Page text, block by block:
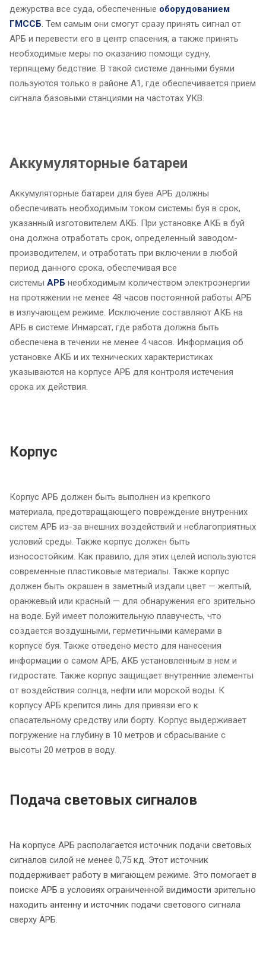
дежурства все суда, обеспеченные оборудованием
ГМССБ. Тем самым они смогут сразу принять сигнал от
АРБ и перевести его в центр спасения, а также принять
необходимые меры по оказанию помощи судну,
терпящему бедствие. В такой системе данными буями
пользуются только в районе А1, где обеспечивается прием
сигнала базовыми станциями на частотах УКВ.
Аккумуляторные батареи
Аккумуляторные батареи для буев АРБ должны
обеспечивать необходимым током системы буя в срок,
указанный изготовителем АКБ. При установке АКБ в буй
она должна отработать срок, определенный заводом-
производителем, и отработать при включении в любой
период данного срока, обеспечивая все
системы АРБ необходимым количеством электроэнергии
на протяжении не менее 48 часов постоянной работы АРБ
в излучающем режиме. Исключение составляют АКБ на
АРБ в системе Инмарсат, где работа должна быть
обеспечена в течении не менее 4 часов. Информация об
установке АКБ и их технических характеристиках
указываются на корпусе АРБ для контроля истечения
срока их действия.
Корпус
Корпус АРБ должен быть выполнен из крепкого
материала, предотвращающего повреждение внутренних
систем АРБ из-за внешних воздействий и неблагоприятных
условий среды. Также корпус должен быть
износостойким. Как правило, для этих целей используются
современные пластиковые материалы. Также корпус
должен быть окрашен в заметный издали цвет — желтый,
оранжевый или красный — для обнаружения его зрительно
на воде. Буй имеет положительную плавучесть, что
создается воздушными, герметичными камерами в
корпусе буя. Также отведено место для нанесения
информации о самом АРБ, АКБ установленным в нем и
гидростате. Также корпус защищает внутренние элементы
от воздействия солнца, нефти или морской воды. К
корпусу АРБ крепится линь для привязи его к
спасательному средству или борту. Корпус выдерживает
погружение на глубину в 10 метров и сбрасывание с
высоты 20 метров в воду.
Подача световых сигналов
На корпусе АРБ располагается источник подачи световых
сигналов силой не менее 0,75 кд. Этот источник
поддерживает работу в мигающем режиме. Это помогает в
поиске АРБ в условиях ограниченной видимости зрительно
находить антенну и источник подачи светового сигнала
сверху АРБ.